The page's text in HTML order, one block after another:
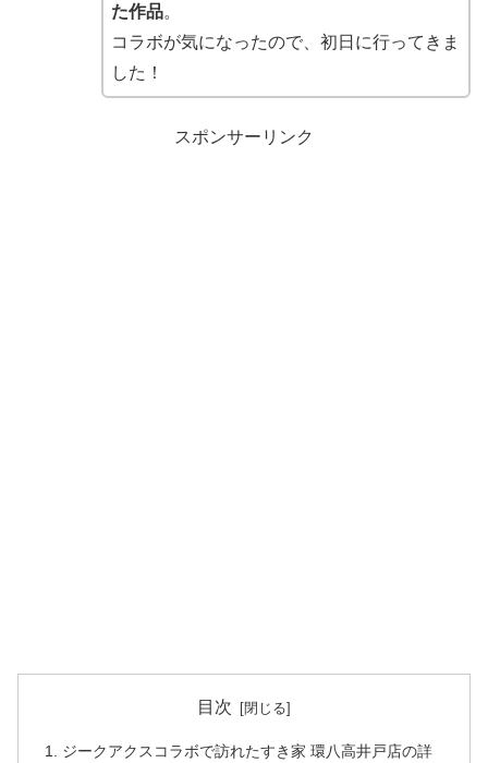
た作品。
コラボが気になったので、初日に行ってきま
した！
スポンサーリンク
目次
ジークアクスコラボで訪れたすき家 環八高井戸店の詳